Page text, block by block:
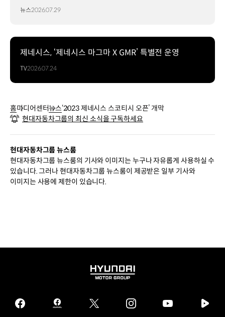
뉴스2026.07.29
제네시스, ‘제네시스 마그마 X GMR’ 특별전 운영
TV2026.07.24
홈미디어센터뉴스‘2023 제네시스 스코티시 오픈’ 개막
현대자동차그룹의 최신 소식을 구독하세요
현대자동차그룹 뉴스룸
현대자동차그룹 뉴스룸의 기사와 이미지는 누구나 자유롭게 사용하실 수
있습니다. 그러나 현대자동차그룹 뉴스룸이 제공받은 일부 기사와
이미지는 사용에 제한이 있습니다.
HYUNDAI
GROUP
facebook
hmg
twitter instagram